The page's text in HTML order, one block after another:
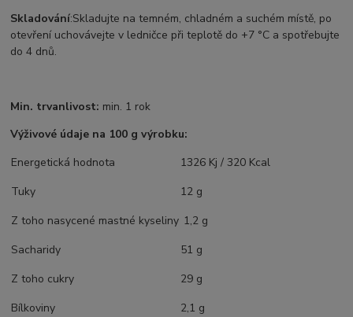
Skladování:Skladujte na temném, chladném a suchém místě, po
otevření uchovávejte v ledničce při teplotě do +7 °C a spotřebujte
do 4 dnů.
Min. trvanlivost: min. 1 rok
Výživové údaje na 100 g výrobku:
Energetická hodnota
1326 Kj / 320 Kcal
Tuky
12 g
Z toho nasycené mastné kyseliny 1,2 g
Sacharidy
51 g
Z toho cukry
29 g
Bílkoviny
2,1 g